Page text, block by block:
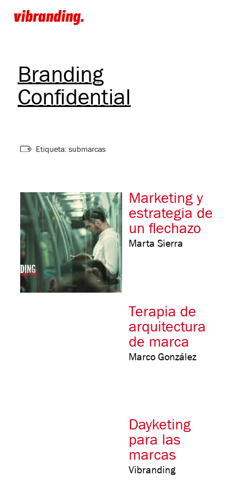
Branding
Confidential
Etiqueta: submarcas
Marketing y
estrategia de
un flechazo
Marta Sierra
Terapia de
arquitectura
de marca
Marco González
Dayketing
para las
marcas
Vibranding